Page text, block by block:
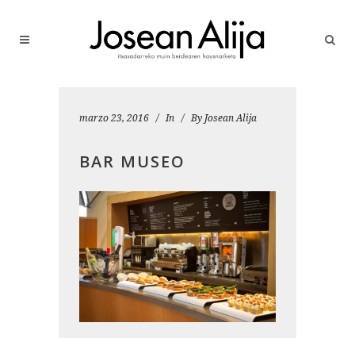
marzo 23, 2016 In By Josean Alija
BAR MUSEO